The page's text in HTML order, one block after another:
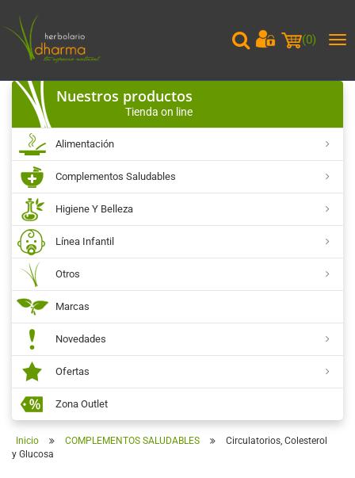
(0)
Nuestros productos
Tienda on line
Alimentación
Complementos Saludables
Higiene Y Belleza
Línea Infantil
Otros
Marcas
Novedades
Ofertas
Zona Outlet
Inicio COMPLEMENTOS SALUDABLES
Circulatorios, Colesterol
y Glucosa